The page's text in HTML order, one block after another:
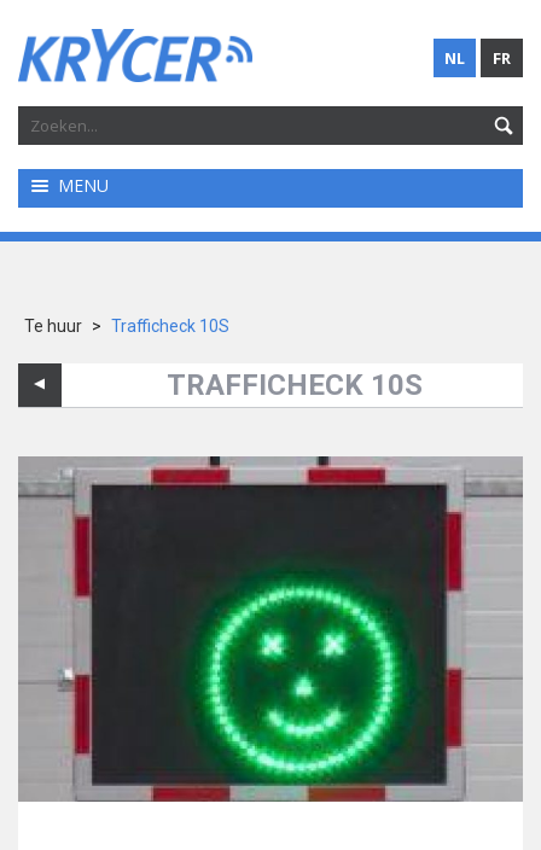
FR
NL
MENU
Te huur > Trafficheck 10S
TRAFFICHECK 10S